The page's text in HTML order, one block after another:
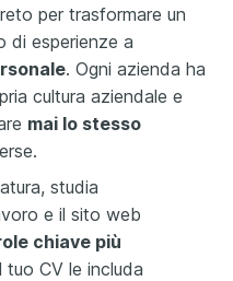
per trasformare un
di esperienze a
. Ogni azienda ha
cultura aziendale e
mai lo stesso
studia
e il sito web
chiave più
tuo CV le includa